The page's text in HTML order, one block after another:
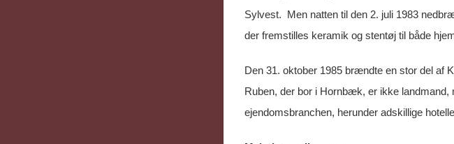
Sylvest. Men natten til den 2. juli 1983
der fremstilles keramik og stentøj til både
Den 31. oktober 1985 brændte en stor del af
Ruben, der bor i Hornbæk, er ikke
ejendomsbranchen, herunder adskillige